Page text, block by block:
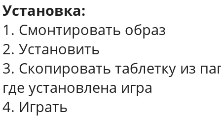
Установка:
1. Смонтировать образ
2. Установить
3. Скопировать таблетку из
где установлена игра
4. Играть